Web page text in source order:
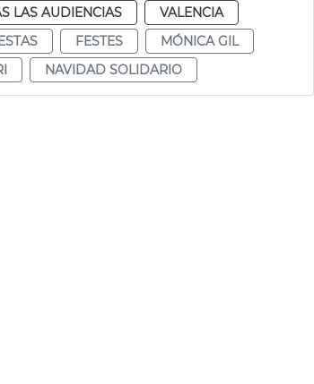
LAS AUDIENCIAS
VALENCIA
FESTES
MÓNICA GIL
NAVIDAD SOLIDARIO